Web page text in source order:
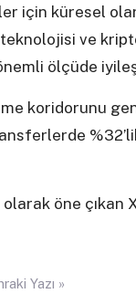
için küresel
ve
ölçüde
koridorunu
öne çıkan
Yazı »